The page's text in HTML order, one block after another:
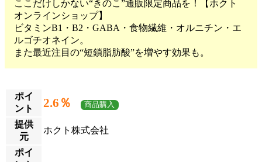
ここだけしかない“きのこ”通販限定商品を！【ホクト
オンラインショップ】
ビタミンB1・B2・GABA・食物繊維・オルニチン・エ
ルゴチオネイン。
また最近注目の“短鎖脂肪酸”を増やす効果も。
ポイ
ント
2.6％ 商品購入
提供
元
ホクト株式会社
ポイ